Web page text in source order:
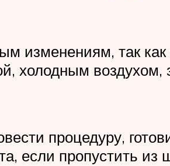
изменениям, так как
холодным воздухом,
процедуру,
если пропустить из